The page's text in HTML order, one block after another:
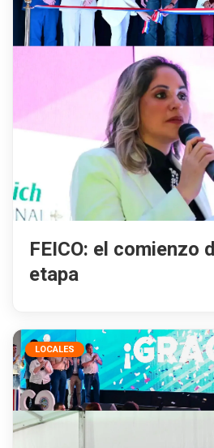
FEICO: el comienzo
etapa
LOCALES